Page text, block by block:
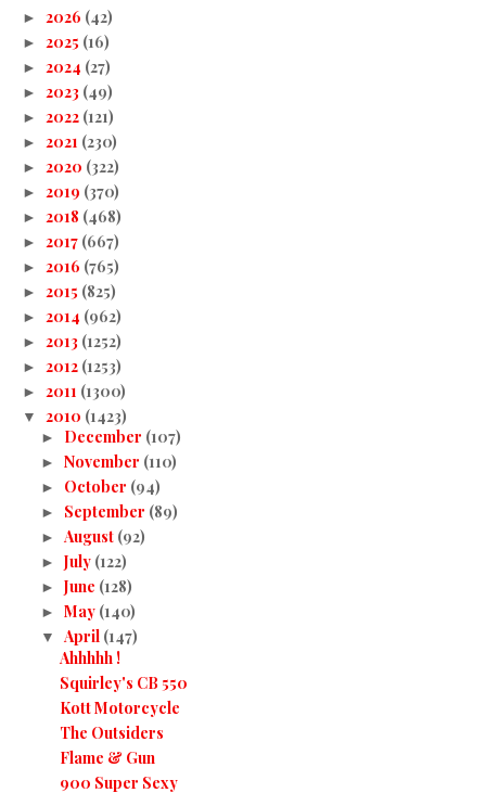
► 2026 (42)
► 2025 (16)
► 2024 (27)
► 2023 (49)
► 2022 (121)
► 2021 (230)
► 2020 (322)
► 2019 (370)
► 2018 (468)
► 2017 (667)
► 2016 (765)
► 2015 (825)
► 2014 (962)
► 2013 (1252)
► 2012 (1253)
► 2011 (1300)
▼ 2010 (1423)
► December (107)
► November (110)
► October (94)
► September (89)
► August (92)
► July (122)
► June (128)
► May (140)
▼ April (147)
Ahhhhh !
Squirley's CB 550
Kott Motorcycle
The Outsiders
Flame & Gun
900 Super Sexy